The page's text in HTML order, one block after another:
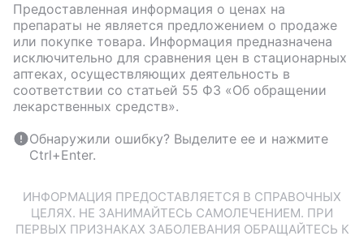
Предоставленная информация о ценах на
препараты не является предложением о продаже
или покупке товара. Информация предназначена
исключительно для сравнения цен в стационарных
аптеках, осуществляющих деятельность в
соответствии со статьей 55 ФЗ «Об обращении
лекарственных средств».
Обнаружили ошибку? Выделите ее и нажмите
Ctrl+Enter.
ИНФОРМАЦИЯ ПРЕДОСТАВЛЯЕТСЯ В СПРАВОЧНЫХ
ЦЕЛЯХ. НЕ ЗАНИМАЙТЕСЬ САМОЛЕЧЕНИЕМ. ПРИ
ПЕРВЫХ ПРИЗНАКАХ ЗАБОЛЕВАНИЯ ОБРАЩАЙТЕСЬ К